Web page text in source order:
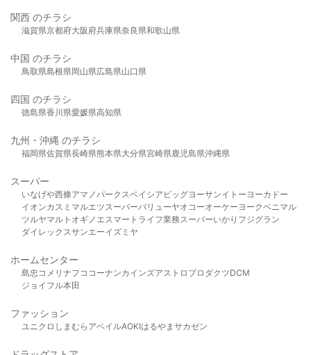
関西 のチラシ
滋賀県京都府大阪府兵庫県奈良県和歌山県
中国 のチラシ
鳥取県島根県岡山県広島県山口県
四国 のチラシ
徳島県香川県愛媛県高知県
九州・沖縄 のチラシ
福岡県佐賀県長崎県熊本県大分県宮崎県鹿児島県沖縄県
スーパー
いなげや西條アマノパークスベイシア ビッグヨーサンイトーヨーカドー
イオンカスミ マルエツスーパーバリューヤオコーオーケー ヨークベニマル
ツルヤマルト オギノ エスマート ライフ業務スーパーいかり フジグラン
ダイレックスサンエーイズミヤ
ホームセンター
島忠 コメリ ナフコ コーナンカインズアストロプロダクツDCM
ジョイフル本田
ファッション
ユニクロ しまむら アベイルAOKIはるやま サカゼン